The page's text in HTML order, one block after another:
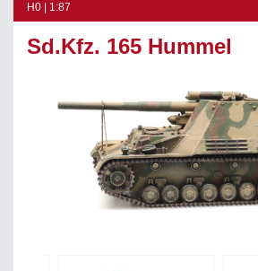
H0 | 1:87
Sd.Kfz. 165 Hummel